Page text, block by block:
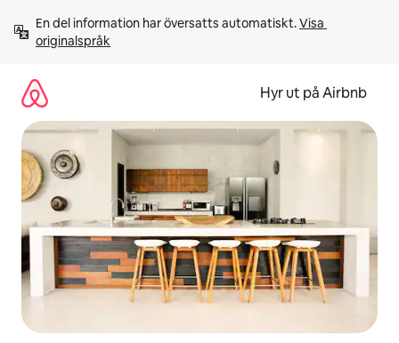
innehåll
En del information har översatts automatiskt. Visa
originalspråk
Hyr ut på Airbnb